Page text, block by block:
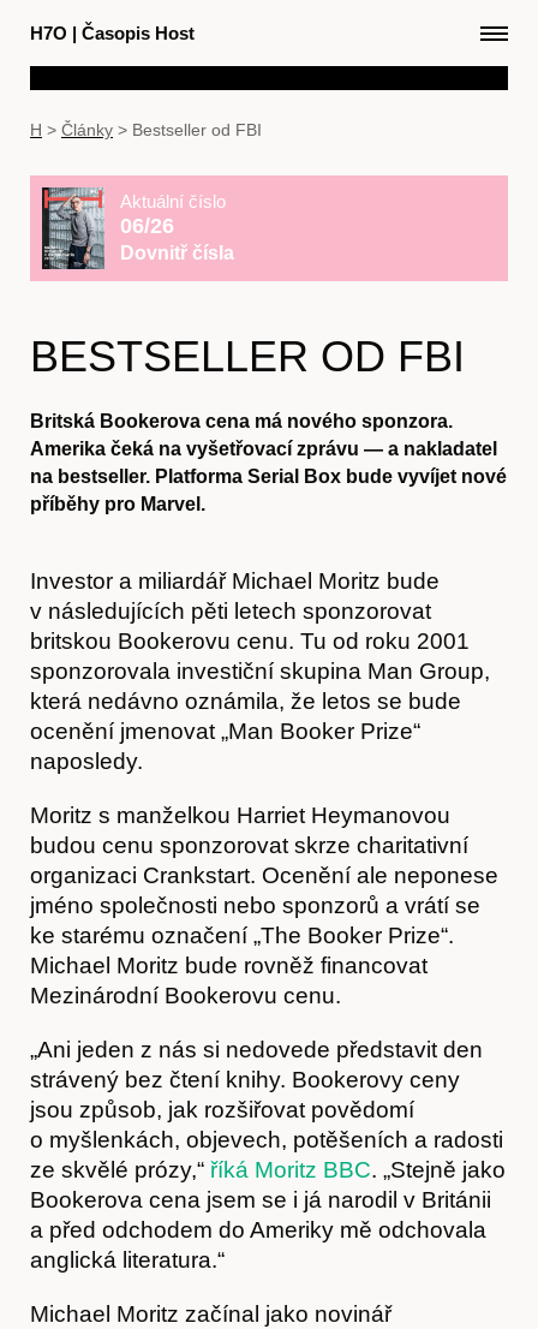
H7O | Časopis Host
H > Články > Bestseller od FBI
Aktuální číslo
06/26
Dovnitř čísla
BESTSELLER OD FBI
Britská Bookerova cena má nového sponzora.
Amerika čeká na vyšetřovací zprávu — a nakladatel
na bestseller. Platforma Serial Box bude vyvíjet nové
příběhy pro Marvel.
Investor a miliardář Michael Moritz bude
v následujících pěti letech sponzorovat
britskou Bookerovu cenu. Tu od roku 2001
sponzorovala investiční skupina Man Group,
která nedávno oznámila, že letos se bude
ocenění jmenovat „Man Booker Prize“
naposledy.
Moritz s manželkou Harriet Heymanovou
budou cenu sponzorovat skrze charitativní
organizaci Crankstart. Ocenění ale neponese
jméno společnosti nebo sponzorů a vrátí se
ke starému označení „The Booker Prize“.
Michael Moritz bude rovněž financovat
Mezinárodní Bookerovu cenu.
„Ani jeden z nás si nedovede představit den
strávený bez čtení knihy. Bookerovy ceny
jsou způsob, jak rozšiřovat povědomí
o myšlenkách, objevech, potěšeních a radosti
ze skvělé prózy,“ říká Moritz BBC. „Stejně jako
Bookerova cena jsem se i já narodil v Británii
a před odchodem do Ameriky mě odchovala
anglická literatura.“
Michael Moritz začínal jako novinář